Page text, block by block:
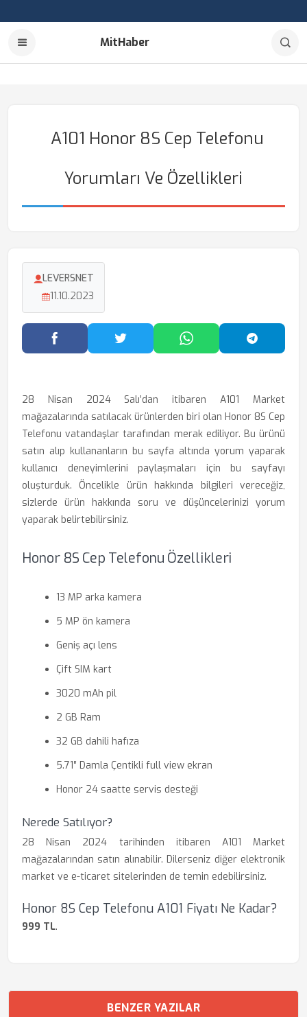
MitHaber
A101 Honor 8S Cep Telefonu
Yorumları Ve Özellikleri
LEVERSNET
11.10.2023
Facebook'ta PaylaşTwitter'da PaylaşWhatsApp'ta Paylaş
28 Nisan 2024 Salı’dan itibaren A101 Market
mağazalarında satılacak ürünlerden biri olan Honor 8S Cep
Telefonu vatandaşlar tarafından merak ediliyor. Bu ürünü
satın alıp kullananların bu sayfa altında yorum yaparak
kullanıcı deneyimlerini paylaşmaları için bu sayfayı
oluşturduk. Öncelikle ürün hakkında bilgileri vereceğiz,
sizlerde ürün hakkında soru ve düşüncelerinizi yorum
yaparak belirtebilirsiniz.
Honor 8S Cep Telefonu Özellikleri
13 MP arka kamera
5 MP ön kamera
Geniş açı lens
Çift SIM kart
3020 mAh pil
2 GB Ram
32 GB dahili hafıza
5.71″ Damla Çentikli full view ekran
Honor 24 saatte servis desteği
Nerede Satılıyor?
28 Nisan 2024 tarihinden itibaren A101 Market
mağazalarından satın alınabilir. Dilerseniz diğer elektronik
market ve e-ticaret sitelerinden de temin edebilirsiniz.
Honor 8S Cep Telefonu A101 Fiyatı Ne Kadar?
999 TL.
BENZER YAZILAR